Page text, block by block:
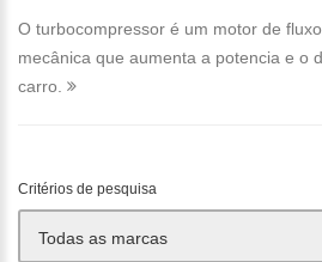
O turbocompressor é um motor de
mecânica que aumenta a potencia e o
carro.
Critérios de pesquisa
Todas as marcas